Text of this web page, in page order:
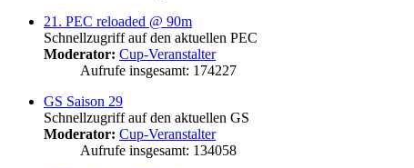
21. PEC reloaded @ 90m
Schnellzugriff auf den aktuellen PEC
Moderator: Cup-Veranstalter
Aufrufe insgesamt: 174227
GS Saison 29
Schnellzugriff auf den aktuellen GS
Moderator: Cup-Veranstalter
Aufrufe insgesamt: 134058